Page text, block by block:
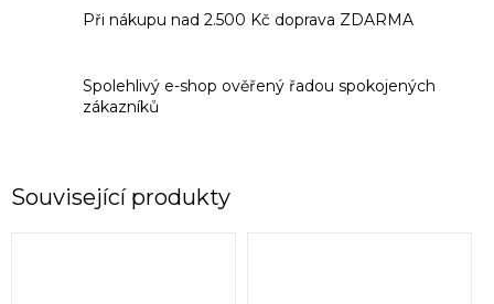
Při nákupu nad 2.500 Kč doprava ZDARMA
Spolehlivý e-shop ověřený řadou spokojených
zákazníků
Související produkty